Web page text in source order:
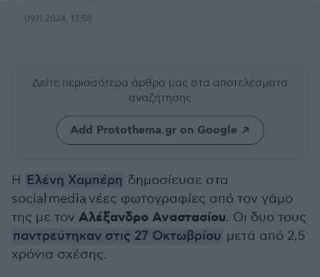
09.11.2024, 13:58
Δείτε περισσότερα άρθρα μας στα αποτελέσματα
αναζήτησης
Add Protothema.gr on Google
Η Ελένη Χαμπέρη δημοσίευσε στα
social media νέες φωτογραφίες από τον γάμο
της με τον Αλέξανδρο Αναστασίου. Οι δυο τους
παντρεύτηκαν στις 27 Οκτωβρίου μετά από 2,5
χρόνια σχέσης.